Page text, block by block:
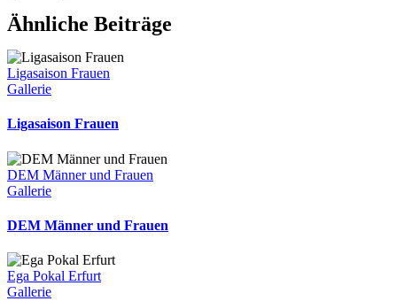
Ähnliche Beiträge
Ligasaison Frauen
Gallerie
Ligasaison Frauen
DEM Männer und Frauen
Gallerie
DEM Männer und Frauen
Ega Pokal Erfurt
Gallerie